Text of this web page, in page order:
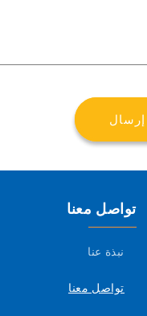
إرسال
تواصل معنا
نبذة عنا
تواصل معنا